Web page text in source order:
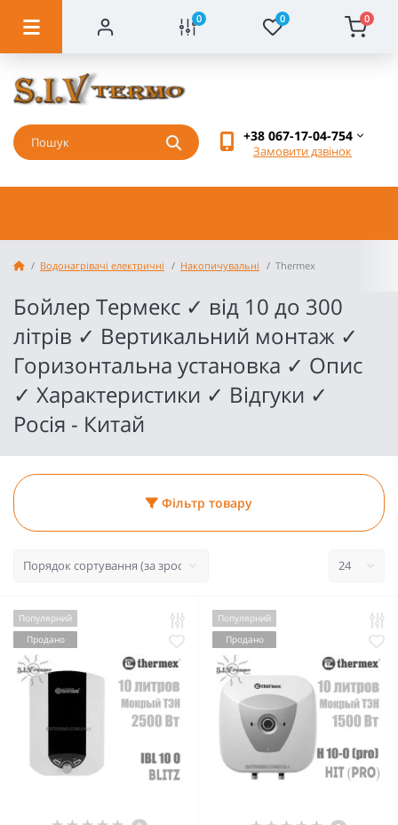
0 0 0
+38 067-17-04-754
Замовити дзвінок
Водонагрівачі електричні Накопичувальні Thermex
Бойлер Термекс ✓ від 10 до 300
літрів ✓ Вертикальний монтаж ✓
Горизонтальна установка ✓ Опис
✓ Характеристики ✓ Відгуки ✓
Росія - Китай
Фільтр товару
Популярний
Продано
Популярний
Продано